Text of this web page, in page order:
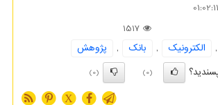
01:02:11
1517
, الكترونیك , بانك ,
پژوهش
(0)
(0)
X